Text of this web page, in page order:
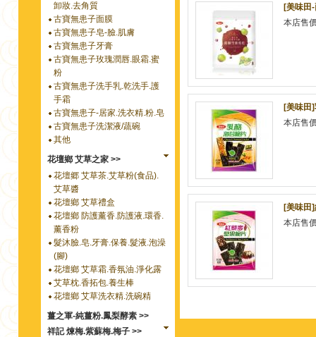
卸妝.去角質
古寶無患子面膜
古寶無患子皂-臉.肌膚
古寶無患子牙膏
古寶無患子玫瑰潤唇.眼霜.蜜
粉
古寶無患子洗手乳.乾洗手.護
手霜
古寶無患子-居家.洗衣精.粉.皂
古寶無患子洗潔液/蔬碗
其他
花壇鄉 艾草之家 >>
花壇郷 艾草茶.艾草粉(食品).
艾草醬
花壇鄉 艾草禮盒
花壇鄉 防護薰香.防護液.環香.
薰香粉
髮沐臉.皂.牙膏.保養.髮液.泡澡
(腳)
花壇鄉 艾草霜.香氛油.淨化露
艾草枕.香拓包.養生棒
花壇鄉 艾草洗衣精.洗碗精
薑之軍-純薑粉.鳳梨酵素 >>
祥記 煉梅.紫蘇梅.梅子 >>
[美味田
本店售
[美味田
本店售
[美味田
本店售